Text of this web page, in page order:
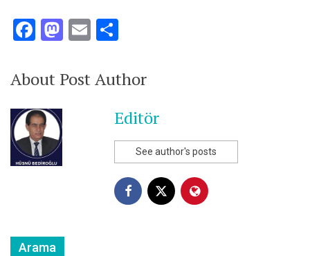
Facebook
Mastodon
Email
About Post Author
Editör
See author's posts
Arama